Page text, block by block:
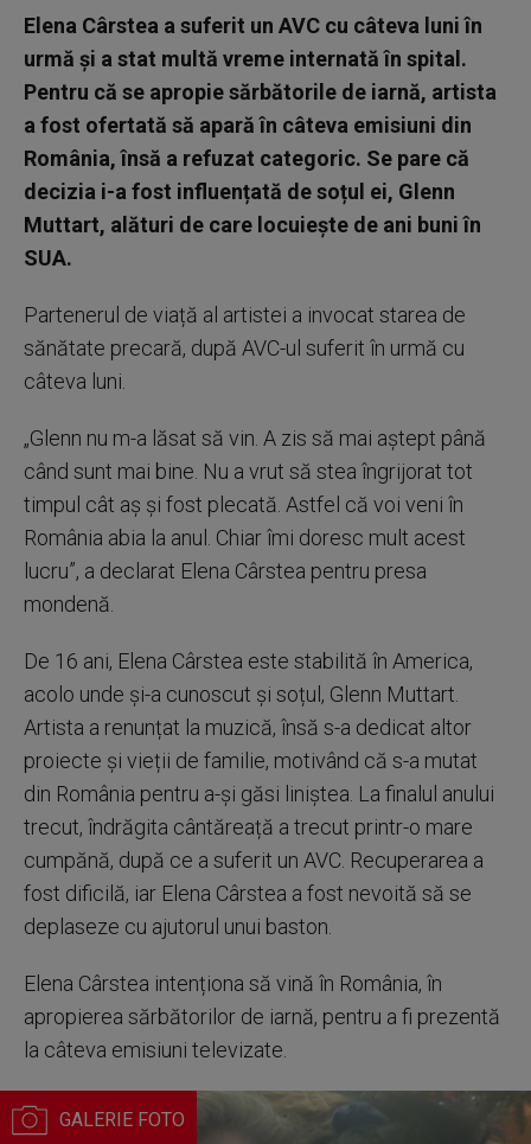
Elena Cârstea a suferit un AVC cu câteva luni în
urmă și a stat multă vreme internată în spital.
Pentru că se apropie sărbătorile de iarnă, artista
a fost ofertată să apară în câteva emisiuni din
România, însă a refuzat categoric. Se pare că
decizia i-a fost influențată de soțul ei, Glenn
Muttart, alături de care locuiește de ani buni în
SUA.
Partenerul de viață al artistei a invocat starea de
sănătate precară, după AVC-ul suferit în urmă cu
câteva luni.
„Glenn nu m-a lăsat să vin. A zis să mai aștept până
când sunt mai bine. Nu a vrut să stea îngrijorat tot
timpul cât aș și fost plecată. Astfel că voi veni în
România abia la anul. Chiar îmi doresc mult acest
lucru”, a declarat Elena Cârstea pentru presa
mondenă.
De 16 ani, Elena Cârstea este stabilită în America,
acolo unde și-a cunoscut și soțul, Glenn Muttart.
Artista a renunțat la muzică, însă s-a dedicat altor
proiecte și vieții de familie, motivând că s-a mutat
din România pentru a-și găsi liniștea. La finalul anului
trecut, îndrăgita cântăreață a trecut printr-o mare
cumpănă, după ce a suferit un AVC. Recuperarea a
fost dificilă, iar Elena Cârstea a fost nevoită să se
deplaseze cu ajutorul unui baston.
Elena Cârstea intenționa să vină în România, în
apropierea sărbătorilor de iarnă, pentru a fi prezentă
la câteva emisiuni televizate.